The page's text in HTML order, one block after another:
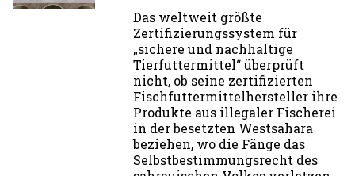
Das weltweit größte
Zertifizierungssystem für
„sichere und nachhaltige
Tierfuttermittel“ überprüft
nicht, ob seine zertifizierten
Fischfuttermittelhersteller ihre
Produkte aus illegaler Fischerei
in der besetzten Westsahara
beziehen, wo die Fänge das
Selbstbestimmungsrecht des